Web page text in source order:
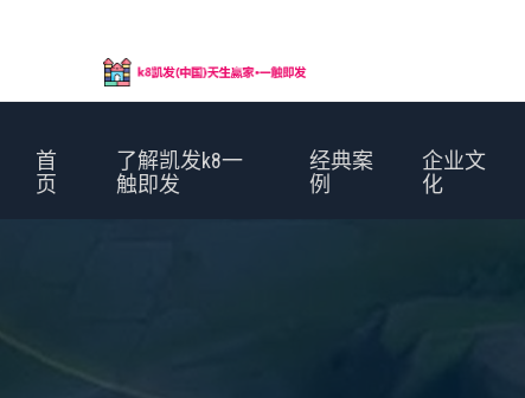
首
页
了解凯发k8一
触即发
经典案
例
企业文
化